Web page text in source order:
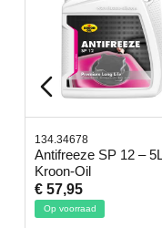
134.34678
Antifreeze SP 12 –
Kroon-Oil
€ 57,95
Op voorraad